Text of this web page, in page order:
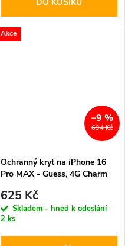
Akce
694 Kč
–9 %
Ochranný kryt na iPhone 16
Pro MAX - Guess, 4G Charm
625 Kč
Skladem - hned k odeslání
2 ks